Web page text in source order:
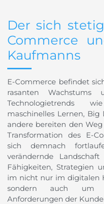
Der sich
Commerce
Kaufmanns
E-Commerce befindet
rasanten Wachstums
Technologietrends
maschinelles Lernen,
andere bereiten den
Transformation des E-
sich demnach
verändernde
Fähigkeiten, Strategien
im nicht nur im digitalen
sondern auch um
Anforderungen der